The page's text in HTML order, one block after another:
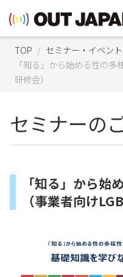
TOP セミナー・イベント
「知る」から始める性の
研修会）
セミナーの
「知る」から始
（事業者向け